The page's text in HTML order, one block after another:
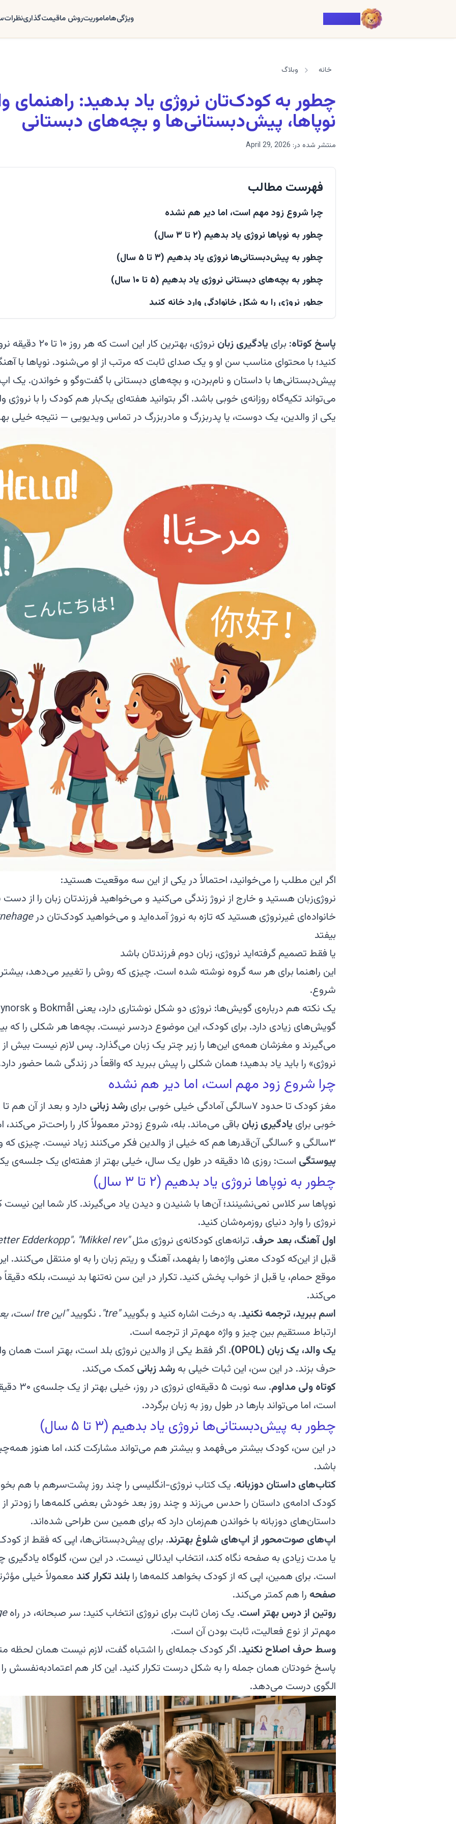
Voiczy ویژگی‌هاماموریتروش ماقیمت‌گذارینظرات
خانه وبلاگ
چطور به کودک‌تان نروژی یاد بدهید: راهنمای
نوپاها، پیش‌دبستانی‌ها و بچه‌های دبستانی
منتشر شده در: April 29, 2026
فهرست مطالب
چرا شروع زود مهم است، اما دیر هم نشده
چطور به نوپاها نروژی یاد بدهیم (۲ تا ۳ سال)
چطور به پیش‌دبستانی‌ها نروژی یاد بدهیم (۳ تا ۵ سال)
چطور به بچه‌های دبستانی نروژی یاد بدهیم (۵ تا ۱۰ سال)
چطور نروژی را به شکل خانوادگی وارد خانه کنید
اگر تازه به نروژ مهاجرت کرده‌اید، چه کار کنید؟
ابزارهایی که پیشنهاد می‌کنیم
پرسش‌های متداول
اگر خودم نروژی بلد نباشم، چطور به فرزندم نروژی یاد بدهم؟
آیا فرزندم در مدرسه باید هر دو شکل Bokmål و Nynorsk را یاد بگیرد؟
آیا باید اشتباه‌های نروژیِ فرزندم را اصلاح کنم؟
فرزندم نروژی و زبان مادری‌ام را در یک جمله قاطی می‌کند. باید نگران باشم؟
پاسخ کوتاه: برای یادگیری زبان
نروژی، بهترین کار
کنید؛ با محتوای مناسب سن او و یک صدای ثابت که مرتب از او می‌شنود. نوپاها با
می‌تواند تکیه‌گاه روزانه‌ی خوبی باشد. اگر بتوانید هفته‌ای یک‌بار هم کودک را با نروژی
یکی از والدین، یک دوست، یا پدربزرگ و مادربزرگ در تماس ویدیویی — نتیجه خیلی
اگر این مطلب را می‌خوانید، احتمالاً در یکی از این سه موقعیت هستید:
نروژی‌زبان هستید و خارج از نروژ زندگی می‌کنید و می‌خواهید فرزندتان زبان را از
خانواده‌ای غیرنروژی هستید که تازه به نروژ آمده‌اید و می‌خواهید کودک‌تان در
بیفتد
یا فقط تصمیم گرفته‌اید نروژی، زبان دوم فرزندتان باشد
این راهنما برای هر سه گروه نوشته شده است. چیزی که روش را تغییر می‌دهد،
شروع.
گویش‌های زیادی دارد. برای کودک، این موضوع دردسر نیست. بچه‌ها هر شکلی را که
می‌گیرند و مغزشان همه‌ی این‌ها را زیر چتر یک زبان می‌گذارد. پس لازم نیست بیش از
نروژی» را باید یاد بدهید؛ همان شکلی را پیش ببرید که واقعاً در زندگی شما حضور
چرا شروع زود مهم است، اما دیر هم نشده
مغز کودک تا حدود ۷سالگی آمادگی خیلی خوبی برای رشد زبانی دارد و بعد از آن هم
خوبی برای یادگیری زبان باقی می‌ماند. بله، شروع زودتر معمولاً کار را راحت‌تر
۳سالگی و ۶سالگی آن‌قدرها هم که خیلی از والدین فکر می‌کنند زیاد نیست. چیزی که واقعاً فرق می‌سازد،
پیوستگی است: روزی ۱۵ دقیقه در طول یک سال، خیلی بهتر از هفته‌ای یک جلسه‌ی یک‌ساعته جواب می‌دهد.
چطور به نوپاها نروژی یاد بدهیم (۲ تا ۳ سال)
نوپاها سر کلاس نمی‌نشینند؛ آن‌ها با شنیدن و دیدن یاد می‌گیرند. کار شما این نیست
نروژی را وارد دنیای روزمره‌شان کنید.
اول آهنگ، بعد حرف. ترانه‌های کودکانه‌ی نروژی مثل"Bjørnen sover"، "Lille Petter Edderkopp"، "Mikkel rev"
قبل از این‌که کودک معنی واژه‌ها را بفهمد، آهنگ و ریتم زبان را به او منتقل می‌کنند.
موقع حمام، یا قبل از خواب پخش کنید. تکرار در این سن نه‌تنها بد نیست، بلکه
می‌کند.
اسم ببرید، ترجمه نکنید. به درخت اشاره کنید و بگویید"tre" . نگویید"این tre است، یعنی درخت"
ارتباط مستقیم بین چیز و واژه مهم‌تر از ترجمه است.
یک والد، یک زبان (OPOL).
اگر فقط یکی از والدین نروژی بلد است، بهتر است همان
حرف بزند. در این سن، این ثبات خیلی بهرشد زبانیکمک می‌کند.
کوتاه ولی مداوم.
سه نوبت ۵
است، اما می‌تواند بارها در طول روز به زبان برگردد.
چطور به پیش‌دبستانی‌ها نروژی یاد بدهیم (۳ تا ۵ سال)
در این سن، کودک بیشتر می‌فهمد و بیشتر هم می‌تواند مشارکت کند، اما هنوز
باشد.
کتاب‌های داستان دوزبانه. یک کتاب نروژی-انگلیسی را چند روز پشت‌سرهم با هم
داستان‌های دوزبانه با خواندن هم‌زمان دارد که برای همین سن طراحی شده‌اند.
اپ‌های صوت‌محور از اپ‌های شلوغ بهترند. برای پیش‌دبستانی‌ها، اپی که فقط از
یا مدت زیادی به صفحه نگاه کند، انتخاب ایدئالی نیست. در این سن، گلوگاه
است. برای همین، اپی که از کودک بخواهد کلمه‌ها رابلند تکرار کند معمولاً خیلی
صفحه را هم کمتر می‌کند.
روتین از درس بهتر است. یک زمان ثابت برای نروژی انتخاب کنید: سر صبحانه، در راه
مهم‌تر از نوع فعالیت، ثابت بودن آن است.
وسط حرف اصلاح نکنید. اگر کودک جمله‌ای را اشتباه گفت، لازم نیست همان لحظه
پاسخ خودتان همان جمله را به شکل درست تکرار کنید. این کار هم اعتمادبه‌نفسش
الگوی درست می‌دهد.